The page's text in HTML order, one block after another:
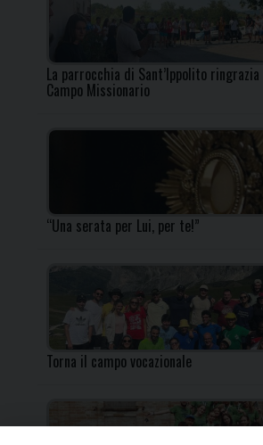
La parrocchia di Sant’Ippolito
Campo Missionario
“Una serata per Lui, per te!”
Torna il campo vocazionale